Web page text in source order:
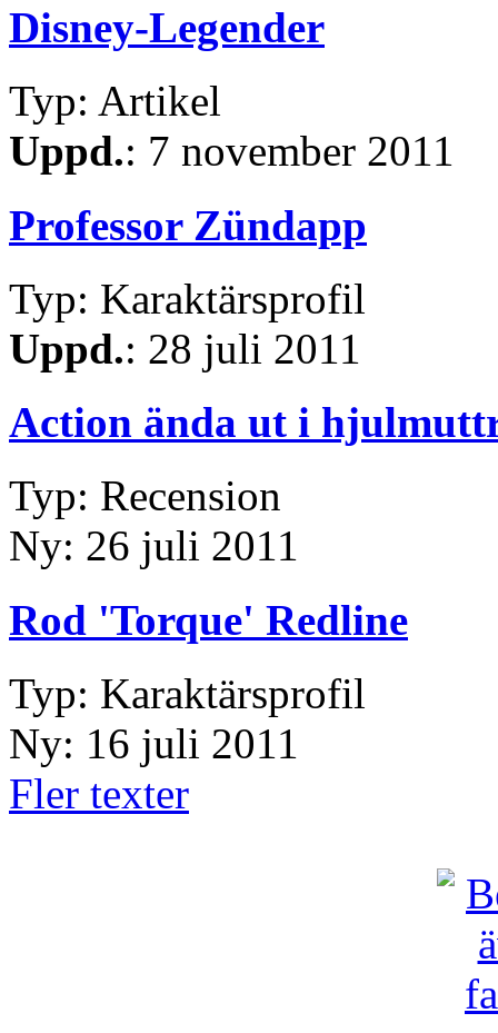
Disney-Legender
Typ: Artikel
Uppd.: 7 november 2011
Professor Zündapp
Typ: Karaktärsprofil
Uppd.: 28 juli 2011
Action ända ut i
Typ: Recension
Ny: 26 juli 2011
Rod 'Torque' Redline
Typ: Karaktärsprofil
Ny: 16 juli 2011
Fler texter